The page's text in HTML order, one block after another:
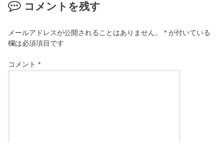
コメントを残す
メールアドレスが公開されることはありません。 * が付いている
欄は必須項目です
コメント*